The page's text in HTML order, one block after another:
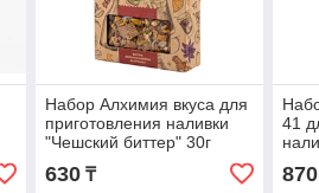
Набор Алхимия вкуса для
приготовления наливки
"Чешский биттер" 30г
630₸
41
870